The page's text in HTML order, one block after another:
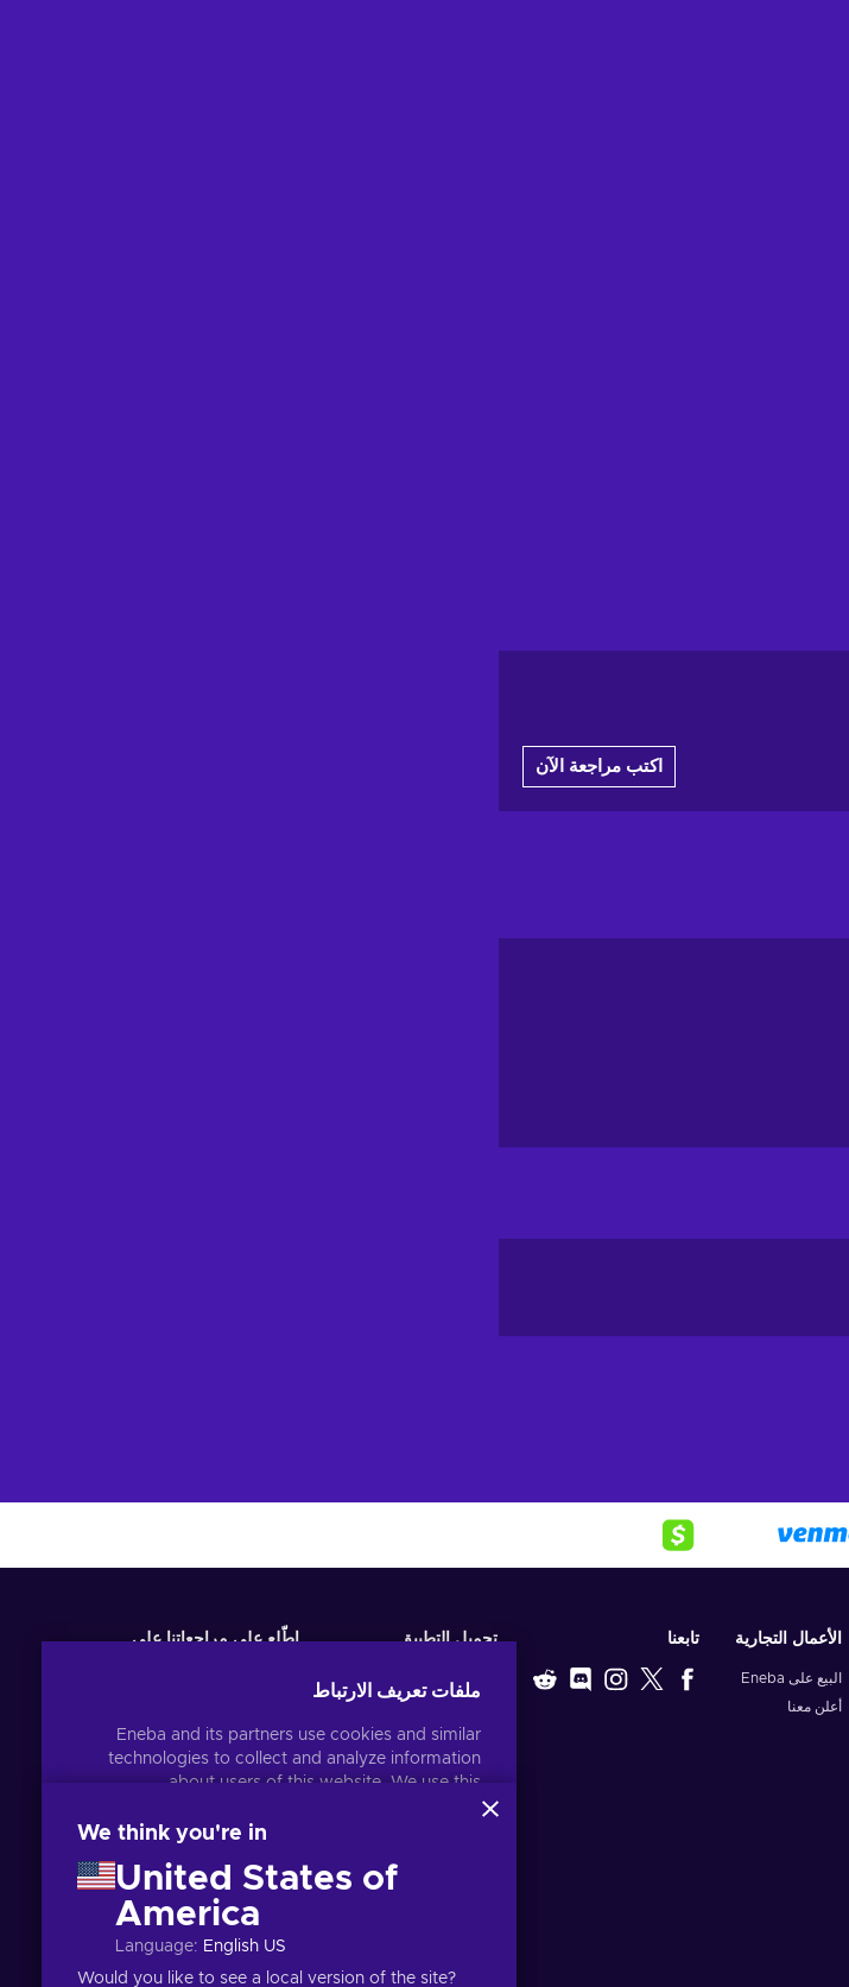
اكتب مراجعة الآن
الأعمال التجارية
البيع على Eneba
أعلن معنا
تابعنا تحميل التطبيق اطّلع على مراجعاتنا على
العربيةUSD
ملفات تعريف الارتباط
Eneba and its partners use cookies and similar
technologies to collect and analyze information
about users of this website. We use this
other services on the site. Your personal data may
By clicking 'Accept all', you consent to the use of
these technologies by Eneba and its partners. You
can adjust your consent by clicking 'Customize'.
For more information on how Google uses your
data, see Google Business Safety & Privacy
.
We think you're in
United States of
America
Language: English US
Would you like to see a local version of the site?